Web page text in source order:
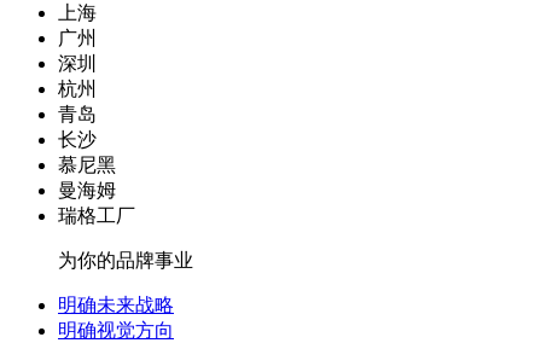
上海
广州
深圳
杭州
青岛
长沙
慕尼黑
曼海姆
瑞格工厂
为你的品牌事业
明确未来战略
明确视觉方向